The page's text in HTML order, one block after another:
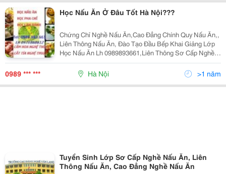
Học Nấu Ăn Ở Đâu Tốt Hà Nội???
Chứng Chỉ Nghề Nấu Ăn,Cao Đẳng Chính Quy Nấu Ăn,,
Liên Thông Nấu Ăn, Đào Tạo Đầu Bếp Khai Giảng Lớp
Học Nấu Ăn Lh 0989893661,Liên Thông Sơ Cấp Nghề
Nấu Ăn, Lớp Học Nữ Công Gia Chánh, Địa Chỉ Học Nấu
Ăn Tại Hà Nội Lh 0989893661, Hoc Nau An O Dau
0989 *** *** Hà Nội >1 năm
Tuyển Sinh Lớp Sơ Cấp Nghề Nấu Ăn, Liên
Thông Nấu Ăn, Cao Đẳng Nghề Nấu Ăn